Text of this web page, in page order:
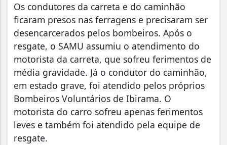
Os condutores da carreta e do caminhão
ficaram presos nas ferragens e precisaram ser
desencarcerados pelos bombeiros. Após o
resgate, o SAMU assumiu o atendimento do
motorista da carreta, que sofreu ferimentos de
média gravidade. Já o condutor do caminhão,
em estado grave, foi atendido pelos próprios
Bombeiros Voluntários de Ibirama. O
motorista do carro sofreu apenas ferimentos
leves e também foi atendido pela equipe de
resgate.